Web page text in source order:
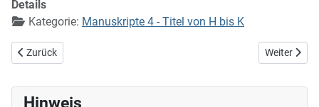
Details
Kategorie: Manuskripte 4 - Titel von H bis K
Vorheriger Beitrag: Herzliebster Jesu, was hast du verbrochen (EG
Zurück Nächster
Weiter
Hinweis